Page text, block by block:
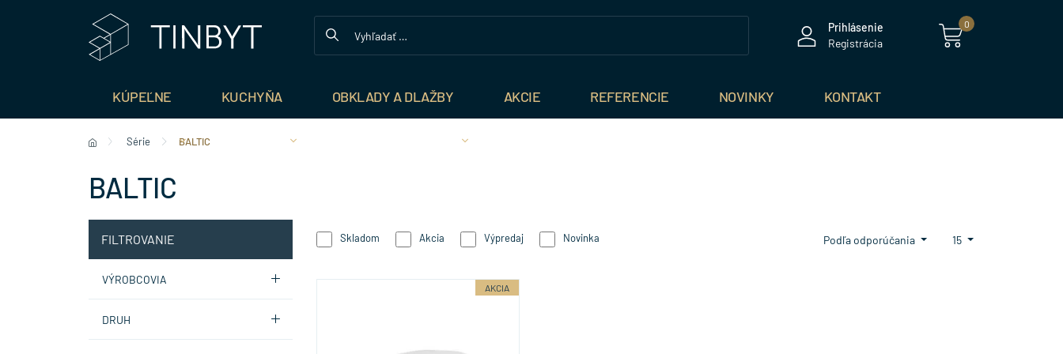
Prihlásenie
Registrácia
0
KÚPEĽNE KUCHYŇA OBKLADY A DLAŽBY AKCIE REFERENCIE NOVINKY KONTAKT
Série BALTIC
BALTIC
FILTROVANIE
VÝROBCOVIA
DRUH
Skladom Akcia Výpredaj Novinka Podľa odporúčania 15
AKCIA